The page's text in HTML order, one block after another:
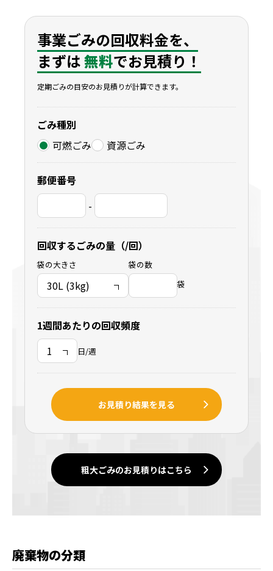
事業ごみの回収料金を、
まずは無料でお見積り！
定期ごみの目安のお見積りが計算できます。
ごみ種別
可燃ごみ
資源ごみ
郵便番号
-
回収するごみの量（/回）
袋の大きさ
袋の数
袋
1週間あたりの回収頻度
日/週
お見積り結果を見る
粗大ごみのお見積りはこちら
廃棄物の分類